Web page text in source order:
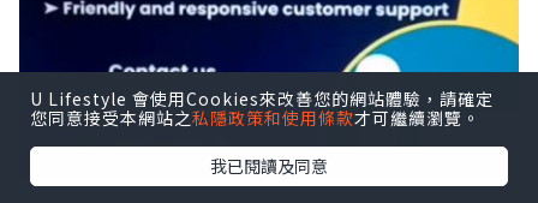
U Lifestyle 會使用Cookies來改善您的網站體驗，請確定
您同意接受本網站之私隱政策和使用條款才可繼續瀏覽。
我已閱讀及同意